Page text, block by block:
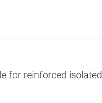
for reinforced isolated